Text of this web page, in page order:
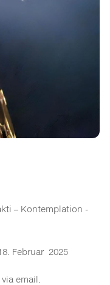
– Kontemplation -
Februar 2025
email.